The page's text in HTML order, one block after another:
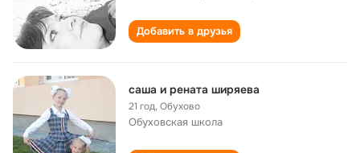
Добавить в друзья
саша и рената ширяева
21 год,Обухово
Обуховская школа